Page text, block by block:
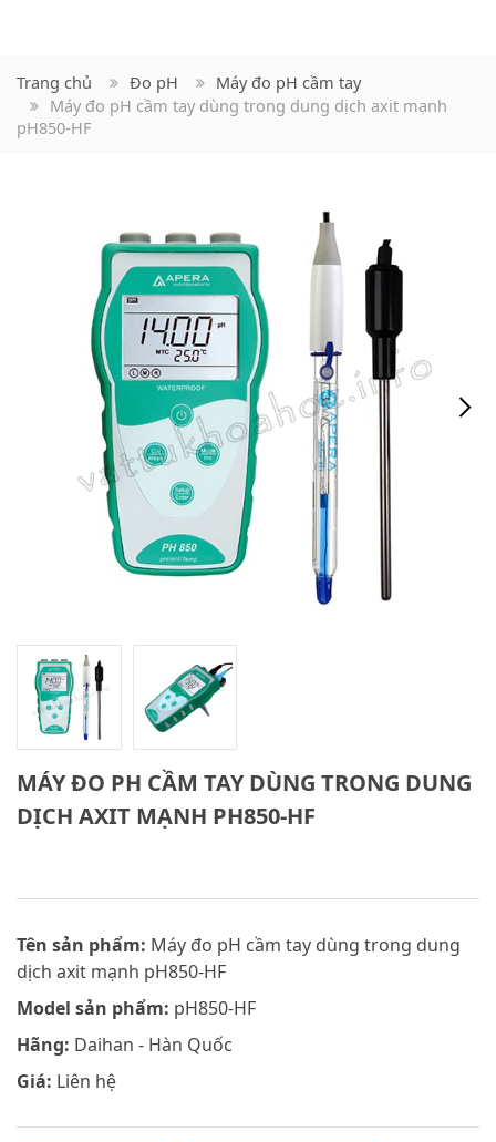
Trang chủ Đo pH
Máy đo pH cầm tay
Máy đo pH cầm tay dùng trong dung dịch axit mạnh
pH850-HF
MÁY ĐO PH CẦM TAY DÙNG TRONG DUNG
DỊCH AXIT MẠNH PH850-HF
Tên sản phẩm: Máy đo pH cầm tay dùng trong dung
dịch axit mạnh pH850-HF
Model sản phẩm: pH850-HF
Hãng: Daihan - Hàn Quốc
Giá: Liên hệ